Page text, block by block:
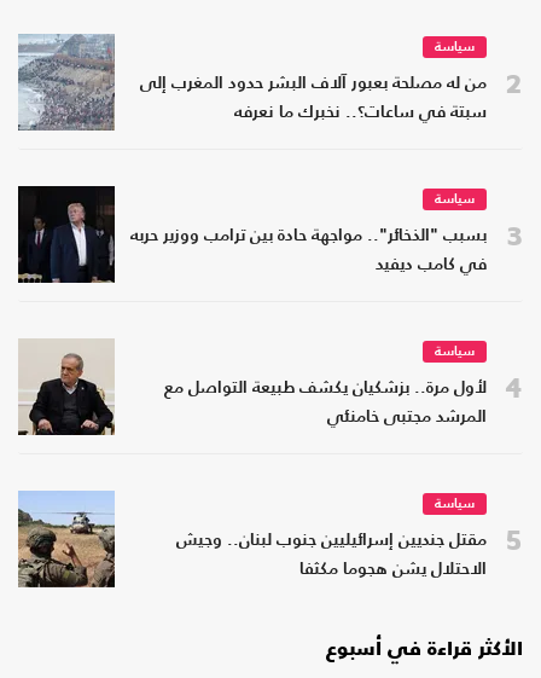
2
سياسة
من له مصلحة بعبور آلاف البشر حدود المغرب إلى
سبتة في ساعات؟.. نخبرك ما نعرفه
3
سياسة
بسبب "الذخائر".. مواجهة حادة بين ترامب ووزير حربه
في كامب ديفيد
4
سياسة
لأول مرة.. بزشكيان يكشف طبيعة التواصل مع
المرشد مجتبى خامنئي
5
سياسة
مقتل جنديين إسرائيليين جنوب لبنان.. وجيش
الاحتلال يشن هجوما مكثفا
الأكثر قراءة في أسبوع